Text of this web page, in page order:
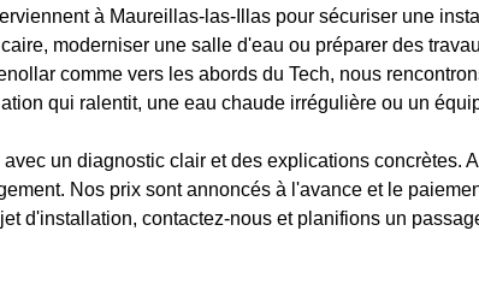
à Maureillas-las-Illas pour sécuriser une
moderniser une salle d'eau ou préparer des
comme vers les abords du Tech, nous
qui ralentit, une eau chaude irrégulière ou un
un diagnostic clair et des explications concrètes.
Nos prix sont annoncés à l'avance et le
d'installation, contactez-nous et planifions un